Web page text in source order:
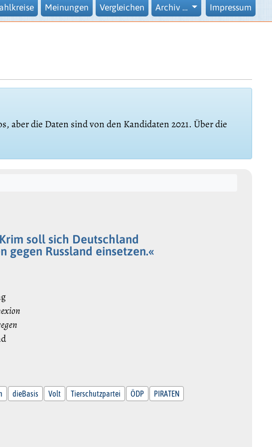
Meinungen Vergleichen Archiv … Impressum
aber die Daten sind von den Kandidaten 2021. Über die
soll sich Deutschland
gegen Russland einsetzen.«
dieBasis Volt Tierschutzpartei ÖDP PIRATEN